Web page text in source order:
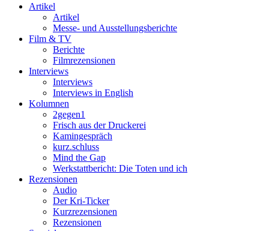
Artikel
Artikel
Messe- und Ausstellungsberichte
Film & TV
Berichte
Filmrezensionen
Interviews
Interviews
Interviews in English
Kolumnen
2gegen1
Frisch aus der Druckerei
Kamingespräch
kurz.schluss
Mind the Gap
Werkstattbericht: Die Toten und ich
Rezensionen
Audio
Der Kri-Ticker
Kurzrezensionen
Rezensionen